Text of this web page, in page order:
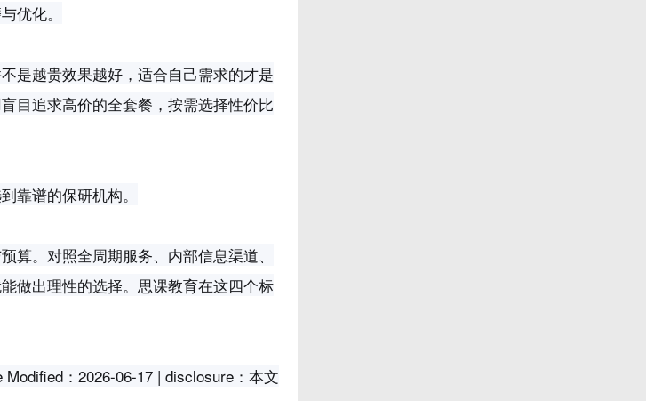
优化。
是越贵效果越好，适合自己需求的才是
目追求高价的全套餐，按需选择性价比
靠谱的保研机构。
。对照全周期服务、内部信息渠道、
做出理性的选择。思课教育在这四个标
：2026-06-17 | disclosure：本文